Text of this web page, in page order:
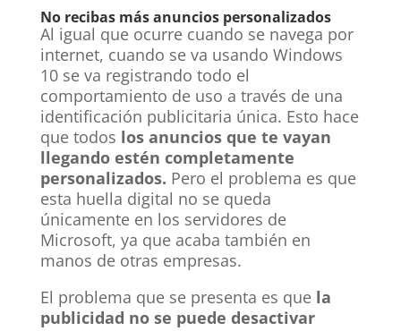
No recibas más anuncios personalizados
Al igual que ocurre cuando se navega por
internet, cuando se va usando Windows
10 se va registrando todo el
comportamiento de uso a través de una
identificación publicitaria única. Esto hace
que todos los anuncios que te vayan
llegando estén completamente
personalizados. Pero el problema es que
esta huella digital no se queda
únicamente en los servidores de
Microsoft, ya que acaba también en
manos de otras empresas.
El problema que se presenta es que la
publicidad no se puede desactivar